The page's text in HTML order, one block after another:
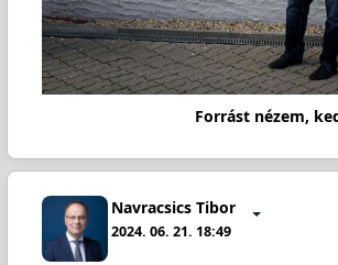
Forrást nézem,
Navracsics Tibor
2024. 06. 21. 18:49